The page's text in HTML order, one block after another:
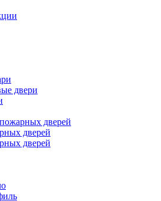
двери
дверей
дверей
дверей